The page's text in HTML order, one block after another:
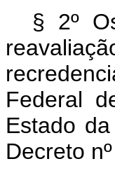
§ 2º
Federal
Estado
Decreto